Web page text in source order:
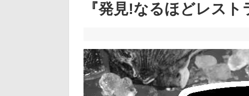
『発見!なるほどレス